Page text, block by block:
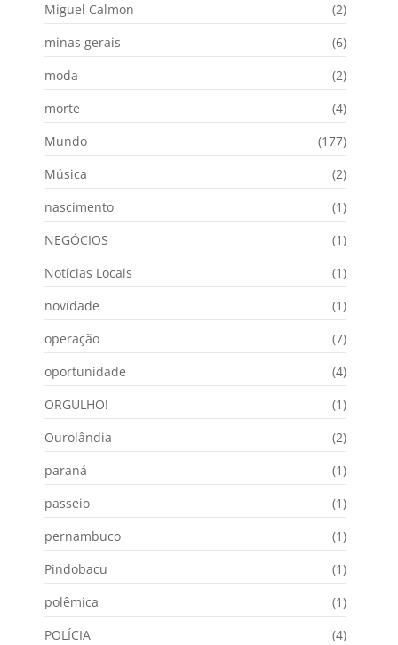
Miguel Calmon
(2)
minas gerais
(6)
moda
(2)
morte
(4)
Mundo
(177)
Música
(2)
nascimento
(1)
NEGÓCIOS
(1)
Notícias Locais
(1)
novidade
(1)
operação
(7)
oportunidade
(4)
ORGULHO!
(1)
Ourolândia
(2)
paraná
(1)
passeio
(1)
pernambuco
(1)
Pindobacu
(1)
polêmica
(1)
POLÍCIA
(4)